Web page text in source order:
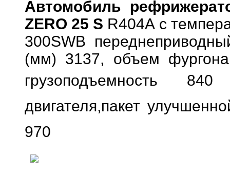
Автомобиль
ZERO 25 S R404A с
300SWB
(мм) 3137, объем
грузоподъемность 840
двигателя,пакет
970